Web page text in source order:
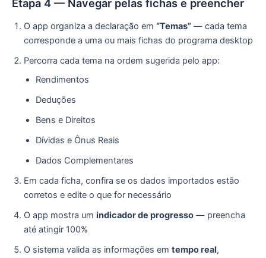
Etapa 4 — Navegar pelas fichas e preencher
O app organiza a declaração em “Temas” — cada tema
corresponde a uma ou mais fichas do programa desktop
Percorra cada tema na ordem sugerida pelo app:
Rendimentos
Deduções
Bens e Direitos
Dívidas e Ônus Reais
Dados Complementares
Em cada ficha, confira se os dados importados estão
corretos e edite o que for necessário
O app mostra um indicador de progresso — preencha
até atingir 100%
O sistema valida as informações em tempo real,